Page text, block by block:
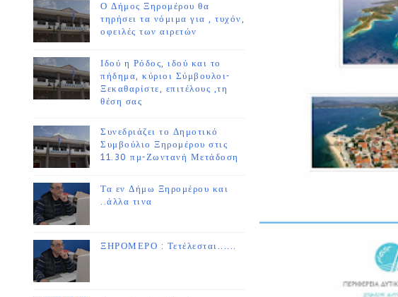
Ο Δήμος Ξηρομέρου θα
τηρήσει τα νόμιμα για , τυχόν,
οφειλές των αιρετών
Ιδού η Ρόδος, ιδού και το
πήδημα, κύριοι Σύμβουλοι-
Ξεκαθαρίστε, επιτέλους ,τη
θέση σας
Συνεδριάζει το Δημοτικό
Συμβούλιο Ξηρομέρου στις
11.30 πμ-Ζωντανή Μετάδοση
Τα εν Δήμω Ξηρομέρου και
..άλλα τινα
ΞΗΡΟΜΕΡΟ : Τετέλεσται......